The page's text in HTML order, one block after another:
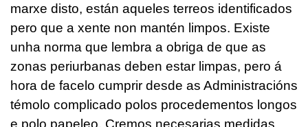
marxe disto, están aqueles terreos identificados
pero que a xente non mantén limpos. Existe
unha norma que lembra a obriga de que as
zonas periurbanas deben estar limpas, pero á
hora de facelo cumprir desde as Administracións
témolo complicado polos procedementos longos
e polo papeleo. Cremos necesarias medidas